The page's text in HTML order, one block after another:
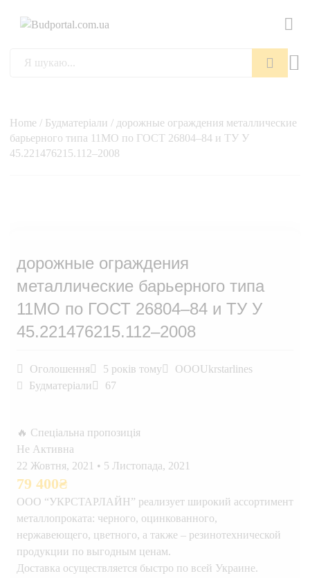
Home / Будматеріали / дорожные ограждения металлические
барьерного типа 11МО по ГОСТ 26804–84 и ТУ У
45.221476215.112–2008
дорожные ограждения
металлические барьерного типа
11МО по ГОСТ 26804–84 и ТУ У
45.221476215.112–2008
Оголошення 5 років тому
OOOUkrstarlines
Будматеріали
67
🔥 Спеціальна пропозиція
Не Активна
22 Жовтня, 2021 • 5 Листопада, 2021
79 400₴
ООО “УКРСТАРЛАЙН” реализует широкий ассортимент
металлопроката: черного, оцинкованного,
нержавеющего, цветного, а также – резинотехнической
продукции по выгодным ценам.
Доставка осуществляется быстро по всей Украине.